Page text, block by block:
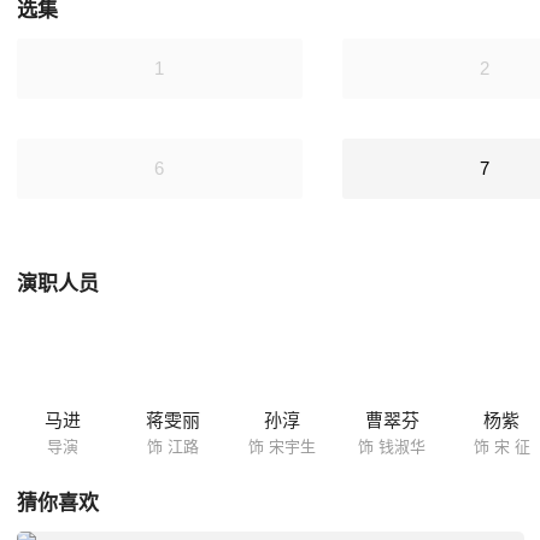
选集
1 2
6 7
演职人员
马进
导演
蒋雯丽
饰 江路
孙淳
饰 宋宇生
曹翠芬
饰 钱淑华
杨紫
饰 宋 征
猜你喜欢